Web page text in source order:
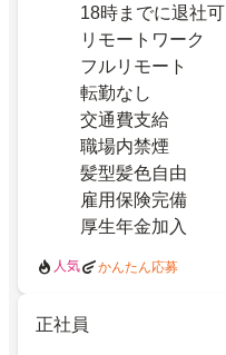
18時までに退社可
リモートワーク
フルリモート
転勤なし
交通費支給
職場内禁煙
髪型髪色自由
雇用保険完備
厚生年金加入
人気 かんたん応募
正社員